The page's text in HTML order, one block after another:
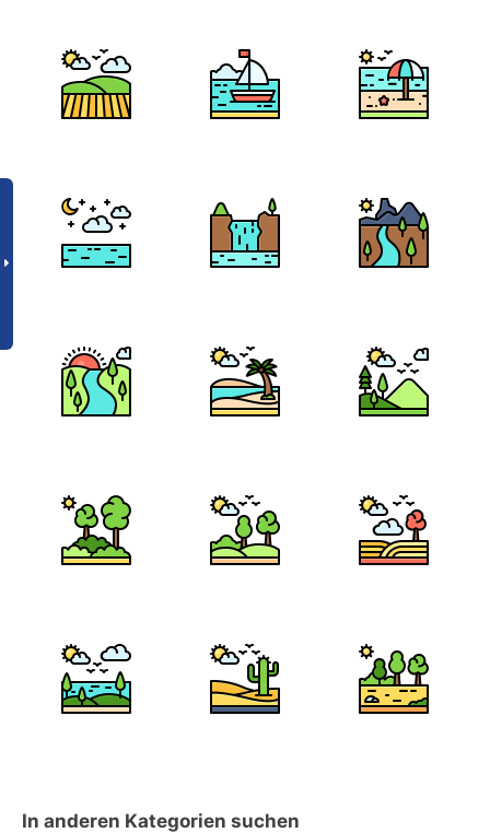
In anderen Kategorien suchen